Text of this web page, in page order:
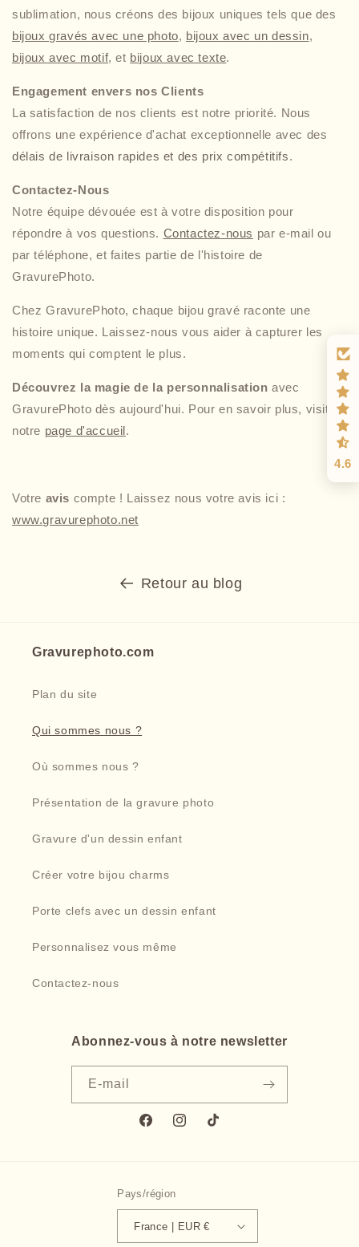
sublimation, nous créons des bijoux uniques tels que des
bijoux gravés avec une photo, bijoux avec un dessin,
bijoux avec motif, et bijoux avec texte.
Engagement envers nos Clients
La satisfaction de nos clients est notre priorité. Nous
offrons une expérience d'achat exceptionnelle avec des
délais de livraison rapides et des prix compétitifs.
Contactez-Nous
Notre équipe dévouée est à votre disposition pour
répondre à vos questions. Contactez-nous par e-mail ou
par téléphone, et faites partie de l'histoire de
GravurePhoto.
Chez GravurePhoto, chaque bijou gravé raconte une
histoire unique. Laissez-nous vous aider à capturer les
moments qui comptent le plus.
Découvrez la magie de la personnalisation avec
GravurePhoto dès aujourd'hui. Pour en savoir plus, visitez
notre page d'accueil.
Votre avis compte ! Laissez nous votre avis ici :
www.gravurephoto.net
Retour au blog
Gravurephoto.com
Plan du site
Qui sommes nous ?
Où sommes nous ?
Présentation de la gravure photo
Gravure d'un dessin enfant
Créer votre bijou charms
Porte clefs avec un dessin enfant
Personnalisez vous même
Contactez-nous
Abonnez-vous à notre newsletter
E-mail
FacebookInstagramTikTok
Pays/région
France | EUR €
4.6